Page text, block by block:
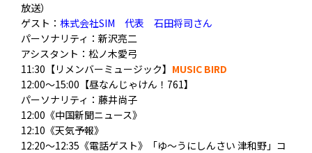
放送）
ゲスト： 株式会社SIM 代表 石田将司さん
パーソナリティ：新沢亮二
アシスタント：松ノ木愛弓
11:30【リメンバーミュージック】 MUSIC BIRD
12:00～15:00【昼なんじゃけん！761】
パーソナリティ：藤井尚子
12:00《中国新聞ニュース》
12:10《天気予報》
12:20〜12:35《電話ゲスト》「ゆ〜うにしんさい 津和野」コ